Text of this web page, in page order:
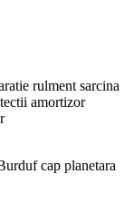
rulment sarcina
amortizor
cap planetara